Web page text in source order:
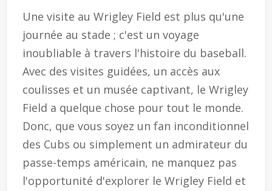
Une visite au Wrigley Field est plus qu'une
journée au stade ; c'est un voyage
inoubliable à travers l'histoire du baseball.
Avec des visites guidées, un accès aux
coulisses et un musée captivant, le Wrigley
Field a quelque chose pour tout le monde.
Donc, que vous soyez un fan inconditionnel
des Cubs ou simplement un admirateur du
passe-temps américain, ne manquez pas
l'opportunité d'explorer le Wrigley Field et